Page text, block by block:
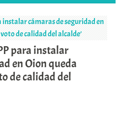
para instalar
en Oion queda
de calidad del